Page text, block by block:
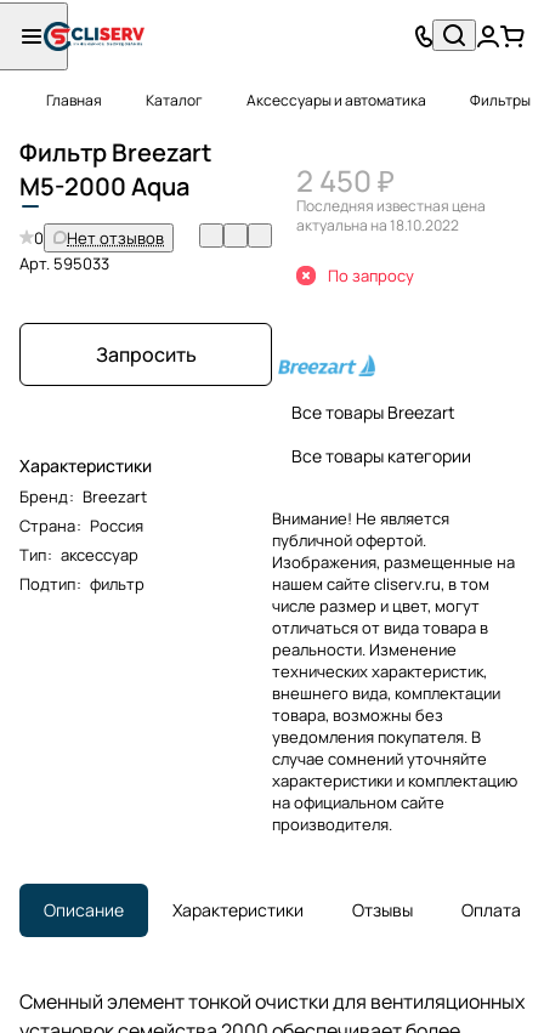
Главная Каталог Аксессуары и автоматика Фильтры
Фильтр Breezart
M5-2000Aqua
0
Нет отзывов
Арт. 595033
Запросить
Характеристики
Бренд: Breezart
Страна: Россия
Тип: аксессуар
Подтип: фильтр
2 450 ₽
Последняя известная цена
актуальна на 18.10.2022
По запросу
Все товары Breezart
Все товары категории
Внимание! Не является
публичной офертой.
Изображения, размещенные на
нашем сайте cliserv.ru, в том
числе размер и цвет, могут
отличаться от вида товара в
реальности. Изменение
технических характеристик,
внешнего вида, комплектации
товара, возможны без
уведомления покупателя. В
случае сомнений уточняйте
характеристики и комплектацию
на официальном сайте
производителя.
Описание Характеристики Отзывы Оплата
Сменный элемент тонкой очистки для вентиляционных